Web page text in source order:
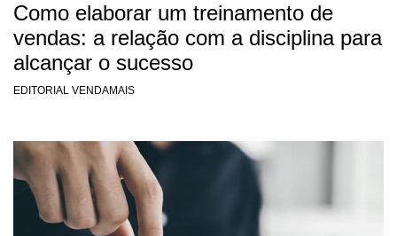
Como elaborar um treinamento de
vendas: a relação com a disciplina para
alcançar o sucesso
EDITORIAL VENDAMAIS